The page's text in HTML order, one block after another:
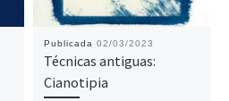
Publicada 02/03/2023
Técnicas antiguas:
Cianotipia